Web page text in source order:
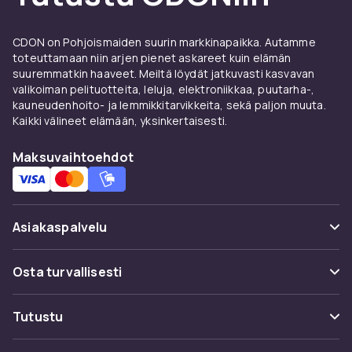
Manikyyrietuja on saatavilla monissa eri
muodoissa ja materiaaleissa. Klassinen
ratkaisu on nahkainen tai synteettistä nahkaa
oleva rullattava etui, jossa jokaiselle välineelle
on oma tasku tai kiinnike. Kun etui rullataan auki,
järjestyksessä. Rullattava etui sopii erityisesti
matkakäyttöön, sillä se vie vähän tilaa.
Toinen suosittu muoto on kovakantinen kotelo,
joka muistuttaa pientä salkkua. Nämä
suojaavat välineitä paremmin kolhuilta ja
paineelta, ja niissä on usein kahva tai olkahihna
on paljon ja niitä kuljetetaan asiakkaalta
toiselle päivittäin.
CDON on Pohjoismaiden suurin markkinapaikka. Autamme
toteuttamaan niin arjen pienet askareet kuin elämän
suuremmatkin haaveet. Meiltä löydät jatkuvasti kasvavan
valikoiman pelituotteita, leluja, elektroniikkaa, puutarha-,
kauneudenhoito- ja lemmikkitarvikkeita, sekä paljon muuta.
Kaikki välineet elämään, yksinkertaisesti.
Maksuvaihtoehdot
Asiakaspalvelu
Usein kysyttyä (UKK)
Seuraa pakettia
Osta turvallisesti
Maksuvaihtoehdot
Toimitus
Tutustu